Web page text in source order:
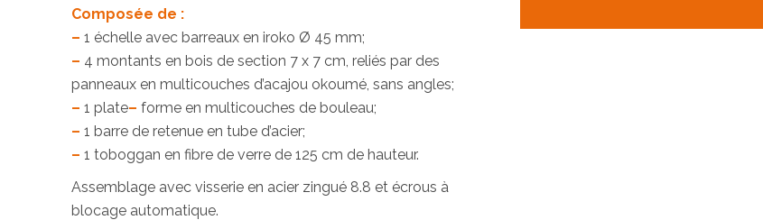
Composée de :
– 1 échelle avec barreaux en iroko Ø 45 mm;
– 4 montants en bois de section 7 x 7 cm, reliés par des
panneaux en multicouches d’acajou okoumé, sans angles;
– 1 plate– forme en multicouches de bouleau;
– 1 barre de retenue en tube d’acier;
– 1 toboggan en fibre de verre de 125 cm de hauteur.
Assemblage avec visserie en acier zingué 8.8 et écrous à
blocage automatique.